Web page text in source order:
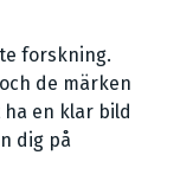
forskning.
de märken
en klar bild
dig på